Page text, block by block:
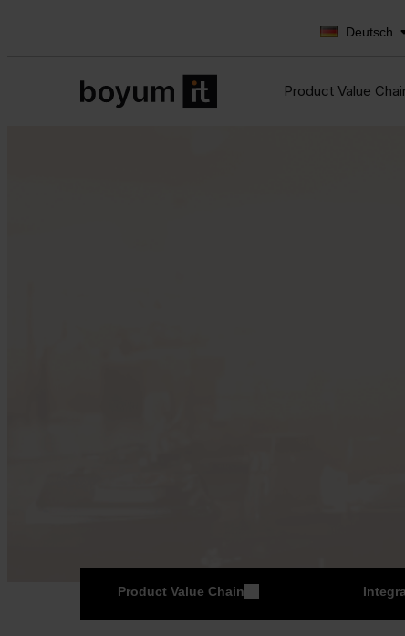
Deutsch
Product Value
Product Value Chain